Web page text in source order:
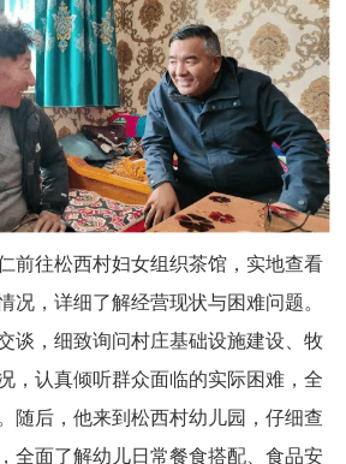
前往松西村妇女组织茶馆，实地查看
况，详细了解经营现状与困难问题。
谈，细致询问村庄基础设施建设、牧
，认真倾听群众面临的实际困难，全
随后，他来到松西村幼儿园，仔细查
全面了解幼儿日常餐食搭配、食品安